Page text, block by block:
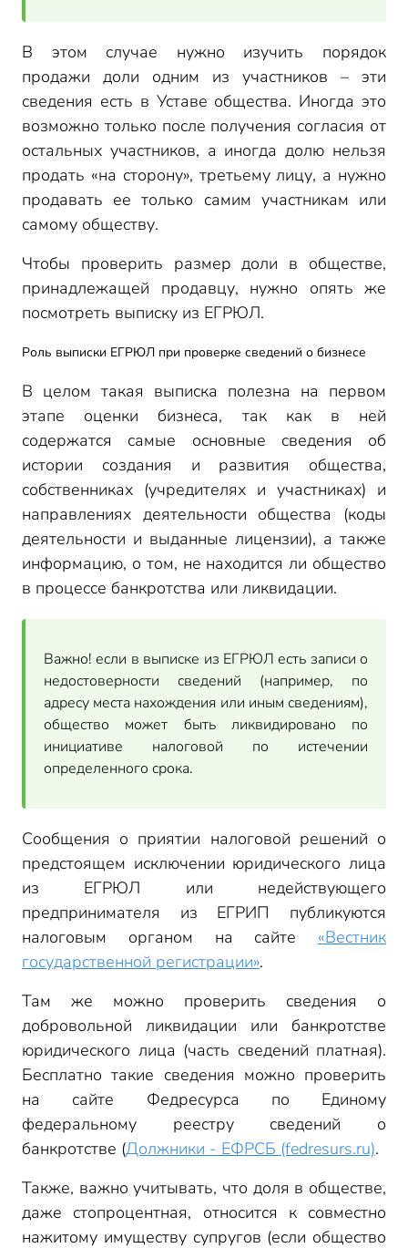
В этом случае нужно изучить порядок
продажи доли одним из участников – эти
сведения есть в Уставе общества. Иногда это
возможно только после получения согласия от
остальных участников, а иногда долю нельзя
продать «на сторону», третьему лицу, а нужно
продавать ее только самим участникам или
самому обществу.
Чтобы проверить размер доли в обществе,
принадлежащей продавцу, нужно опять же
посмотреть выписку из ЕГРЮЛ.
Роль выписки ЕГРЮЛ при проверке сведений о бизнесе
В целом такая выписка полезна на первом
этапе оценки бизнеса, так как в ней
содержатся самые основные сведения об
истории создания и развития общества,
собственниках (учредителях и участниках) и
направлениях деятельности общества (коды
деятельности и выданные лицензии), а также
информацию, о том, не находится ли общество
в процессе банкротства или ликвидации.
Важно! если в выписке из ЕГРЮЛ есть записи о
недостоверности сведений (например, по
адресу места нахождения или иным сведениям),
общество может быть ликвидировано по
инициативе налоговой по истечении
определенного срока.
Сообщения о приятии налоговой решений о
предстоящем исключении юридического лица
из ЕГРЮЛ или недействующего
предпринимателя из ЕГРИП публикуются
налоговым органом на сайте «Вестник
государственной регистрации».
Там же можно проверить сведения о
добровольной ликвидации или банкротстве
юридического лица (часть сведений платная).
Бесплатно такие сведения можно проверить
на сайте Федресурса по Единому
федеральному реестру сведений о
банкротстве (Должники - ЕФРСБ (fedresurs.ru).
Также, важно учитывать, что доля в обществе,
даже стопроцентная, относится к совместно
нажитому имуществу супругов (если общество